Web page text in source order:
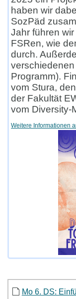
haben wir
SozPäd
Jahr führen
FSRen, wie
durch.
Programm).
vom Stura,
der Fakultät
vom Diversity-
Weitere Informationen
Mo 6. DS: